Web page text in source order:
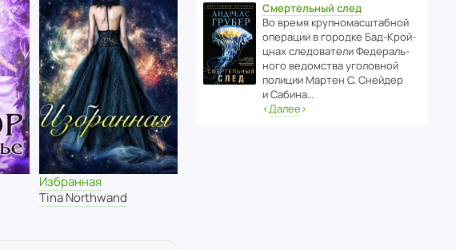
Избранная
Tina Northwand
Смертельный след
Во время круп­но­мас­ш­та­бной
операции в городке Бад‑Крой­
цнах следо­ва­тели Феде­раль­
ного ведомства уголо­вной
полиции Мартен С. Снейдер
и Сабина…
‹Далее›